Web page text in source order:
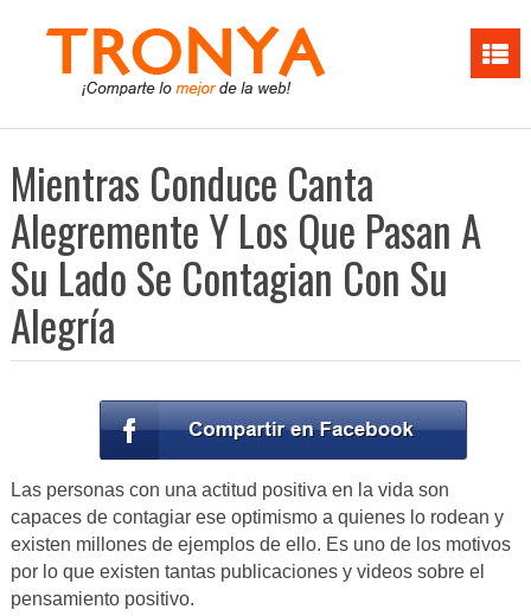
Mientras Conduce Canta
Alegremente Y Los Que Pasan A
Su Lado Se Contagian Con Su
Alegría
Las personas con una actitud positiva en la vida son
capaces de contagiar ese optimismo a quienes lo rodean y
existen millones de ejemplos de ello. Es uno de los motivos
por lo que existen tantas publicaciones y videos sobre el
pensamiento positivo.